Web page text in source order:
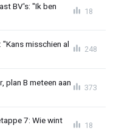
BV's: "Ik ben
18
misschien al
248
plan B meteen aan
373
7: Wie wint
18